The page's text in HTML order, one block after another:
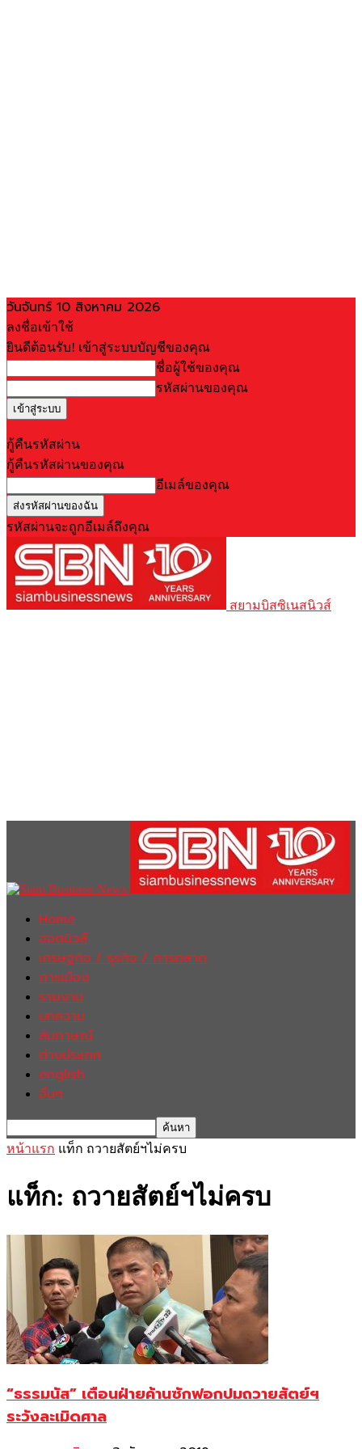
วันจันทร์ 10 สิงหาคม 2026
ลงชื่อเข้าใช้
ยินดีต้อนรับ! เข้าสู่ระบบบัญชีของคุณ
ชื่อผู้ใช้ของคุณ
รหัสผ่านของคุณ
กู้คืนรหัสผ่าน
กู้คืนรหัสผ่านของคุณ
อีเมล์ของคุณ
รหัสผ่านจะถูกอีเมล์ถึงคุณ
สยามบิสซิเนสนิวส์
Home
ฮอตนิวส์
เศรษฐกิจ / ธุรกิจ / การตลาด
การเมือง
รายงาน
บทความ
สัมภาษณ์
ต่างประเทศ
english
อื่นๆ
หน้าแรก แท็ก ถวายสัตย์ฯไม่ครบ
แท็ก: ถวายสัตย์ฯไม่ครบ
“ธรรมนัส” เตือนฝ่ายค้านซักฟอกปมถวายสัตย์ฯ
ระวังละเมิดศาล